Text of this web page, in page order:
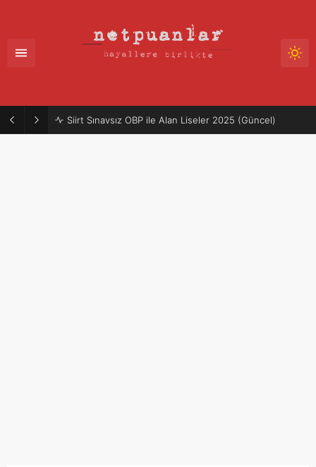
Siirt Sınavsız OBP ile Alan Liseler 2025 (Güncel)